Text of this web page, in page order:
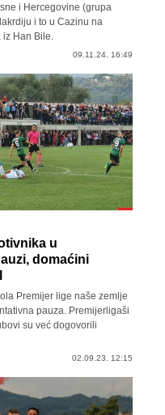
i Hercegovine (grupa
i to u Cazinu na
iz Han Bile.
09.11.24. 16:49
u
domaćini
Premijer lige naše zemlje
pauza. Premijerligaši
su već dogovorili
02.09.23. 12:15